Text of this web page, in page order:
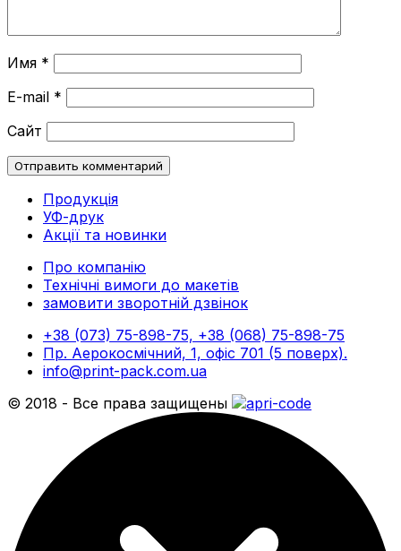
Имя *
E-mail *
Сайт
Продукція
УФ-друк
Акції та новинки
Про компанію
Технічні вимоги до макетів
замовити зворотній дзвінок
+38 (073) 75-898-75, +38 (068) 75-898-75
Пр. Аерокосмічний, 1, офіс 701 (5 поверх).
info@print-pack.com.ua
© 2018 - Все права защищены